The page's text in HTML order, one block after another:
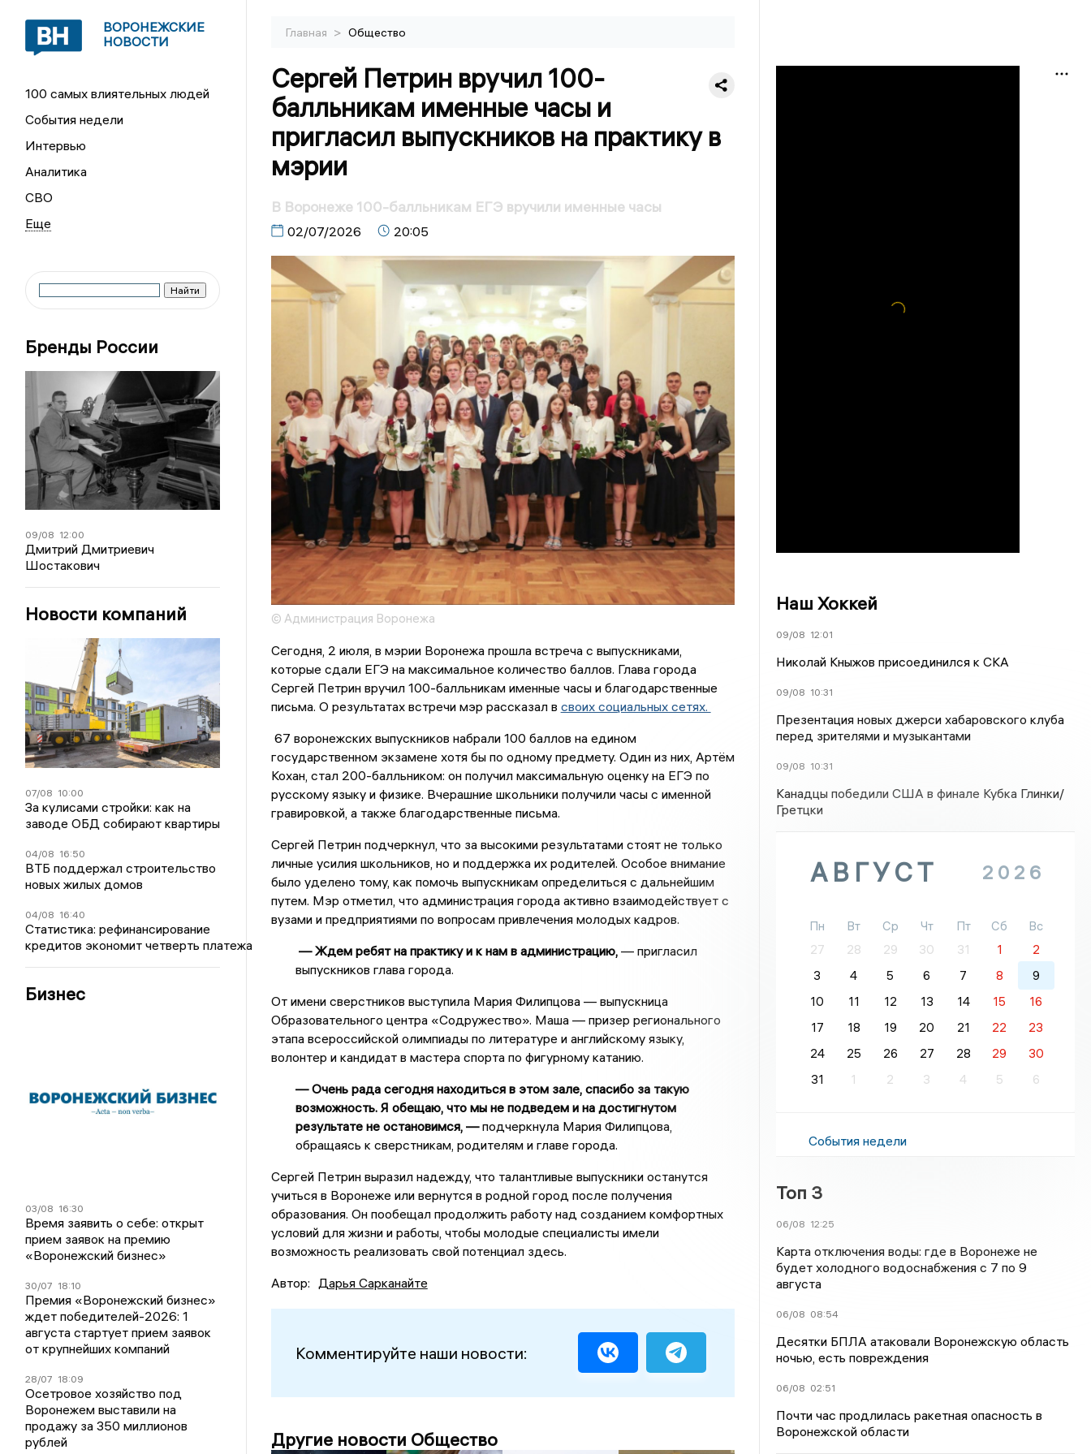
ВОРОНЕЖСКИЕ
НОВОСТИ
100 самых влиятельных людей
События недели
Интервью
Аналитика
СВО
Бренды России
09/08 12:00
Дмитрий Дмитриевич
Шостакович
Новости компаний
07/08 10:00
За кулисами стройки: как на
заводе ОБД собирают квартиры
04/08 16:50
ВТБ поддержал строительство
новых жилых домов
04/08 16:40
Статистика: рефинансирование
кредитов экономит четверть платежа
Бизнес
03/08 16:30
Время заявить о себе: открыт
прием заявок на премию
«Воронежский бизнес»
30/07 18:10
Премия «Воронежский бизнес»
ждет победителей-2026: 1
августа стартует прием заявок
от крупнейших компаний
28/07 18:09
Осетровое хозяйство под
Воронежем выставили на
продажу за 350 миллионов
рублей
Главная > Общество
Сергей Петрин вручил 100-
балльникам именные часы и
пригласил выпускников на практику в
мэрии
В Воронеже 100-балльникам ЕГЭ вручили именные часы
02/07/2026 20:05
© Администрация Воронежа
Сегодня, 2 июля, в мэрии Воронежа прошла встреча с выпускниками,
которые сдали ЕГЭ на максимальное количество баллов. Глава города
Сергей Петрин вручил 100-балльникам именные часы и благодарственные
письма. О результатах встречи мэр рассказал в своих социальных сетях.
67 воронежских выпускников набрали 100 баллов на едином
государственном экзамене хотя бы по одному предмету. Один из них, Артём
Кохан, стал 200-балльником: он получил максимальную оценку на ЕГЭ по
русскому языку и физике. Вчерашние школьники получили часы с именной
гравировкой, а также благодарственные письма.
Сергей Петрин подчеркнул, что за высокими результатами стоят не только
личные усилия школьников, но и поддержка их родителей. Особое внимание
было уделено тому, как помочь выпускникам определиться с дальнейшим
путем. Мэр отметил, что администрация города активно взаимодействует с
вузами и предприятиями по вопросам привлечения молодых кадров.
— Ждем ребят на практику и к нам в администрацию,— пригласил
выпускников глава города.
От имени сверстников выступила Мария Филипцова — выпускница
Образовательного центра «Содружество». Маша — призер регионального
этапа всероссийской олимпиады по литературе и английскому языку,
волонтер и кандидат в мастера спорта по фигурному катанию.
— Очень рада сегодня находиться в этом зале, спасибо за такую
возможность. Я обещаю, что мы не подведем и на достигнутом
результате не остановимся, —подчеркнула Мария Филипцова,
обращаясь к сверстникам, родителям и главе города.
Сергей Петрин выразил надежду, что талантливые выпускники останутся
учиться в Воронеже или вернутся в родной город после получения
образования. Он пообещал продолжить работу над созданием комфортных
условий для жизни и работы, чтобы молодые специалисты имели
возможность реализовать свой потенциал здесь.
Автор: Дарья Сарканайте
Комментируйте наши новости:
Другие новости Общество
Наш Хоккей
09/08 12:01
Николай Кныжов присоединился к СКА
09/08 10:31
Презентация новых джерси хабаровского клуба
перед зрителями и музыкантами
09/08 10:31
Канадцы победили США в финале Кубка Глинки/
Гретцки
АВГУСТ 2026
Пн Вт Ср Чт Пт Сб
Вс
27
28 29 30 31 1
2
3
4 5 6 7 8
9
10
11 12 13 14 15
16
17
18 19 20 21 22
23
24
25 26 27 28 29
30
31
1 2 3 4 5 6
События недели
Топ 3
06/08 12:25
Карта отключения воды: где в Воронеже не
будет холодного водоснабжения с 7 по 9
августа
06/08 08:54
Десятки БПЛА атаковали Воронежскую область
ночью, есть повреждения
06/08 02:51
Почти час продлилась ракетная опасность в
Воронежской области